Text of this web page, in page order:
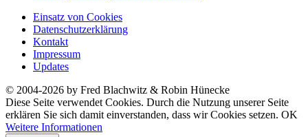
Einsatz von Cookies
Datenschutzerklärung
Kontakt
Impressum
Updates
© 2004-2026 by Fred Blachwitz & Robin Hünecke
Diese Seite verwendet Cookies. Durch die Nutzung unserer Seite
erklären Sie sich damit einverstanden, dass wir Cookies setzen. OK
Weitere Informationen